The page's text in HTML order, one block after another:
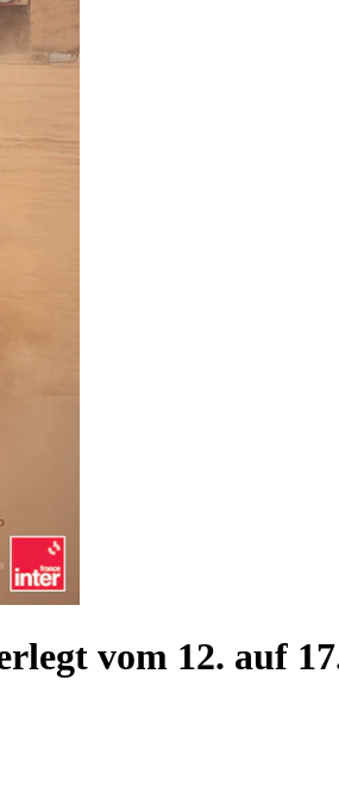
vom 12. auf